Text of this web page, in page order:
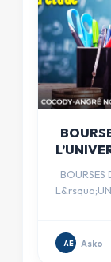
AE Asko